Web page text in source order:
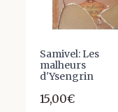
Samivel: Les
malheurs
d'Ysengrin
15,00€